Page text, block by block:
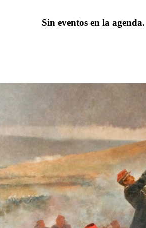
Sin eventos en la agenda.